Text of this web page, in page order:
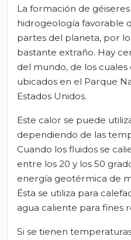
La formación de
hidrogeología favorable
partes del planeta, por
bastante extraño. Hay
del mundo, de los cuales
ubicados en el Parque
Estados Unidos.
Este calor se puede
dependiendo de las
Cuando los fluidos se
entre los 20 y los 50
energía geotérmica de
Ésta se utiliza para
agua caliente para fines
Si se tienen